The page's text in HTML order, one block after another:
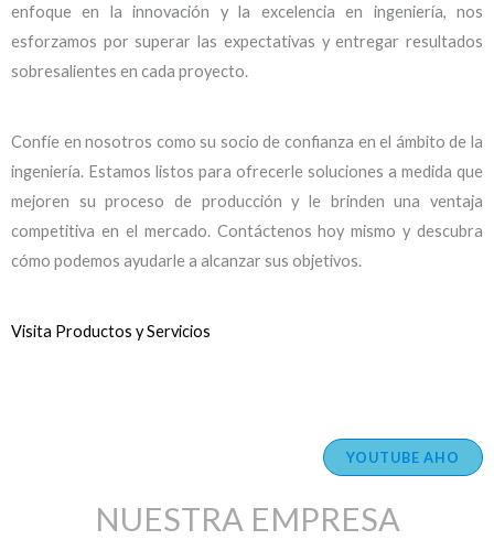
enfoque en la innovación y la excelencia en ingeniería, nos
esforzamos por superar las expectativas y entregar resultados
sobresalientes en cada proyecto.
Confíe en nosotros como su socio de confianza en el ámbito de la
ingeniería. Estamos listos para ofrecerle soluciones a medida que
mejoren su proceso de producción y le brinden una ventaja
competitiva en el mercado. Contáctenos hoy mismo y descubra
cómo podemos ayudarle a alcanzar sus objetivos.
Visita Productos y Servicios
YOUTUBE AHO
NUESTRA EMPRESA